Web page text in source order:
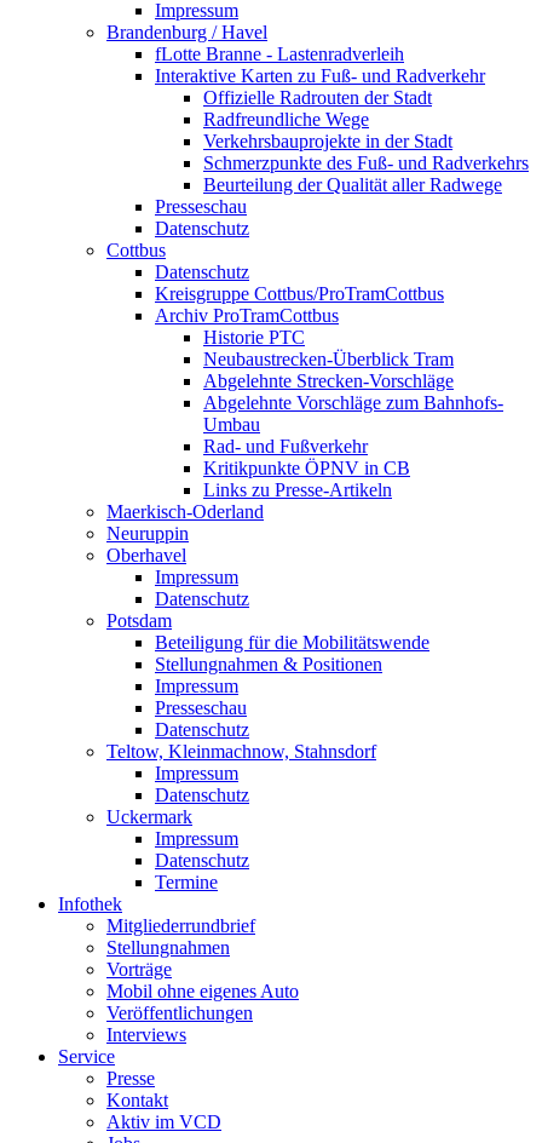
Impressum
Brandenburg / Havel
fLotte Branne - Lastenradverleih
Interaktive Karten zu Fuß- und Radverkehr
Offizielle Radrouten der Stadt
Radfreundliche Wege
Verkehrsbauprojekte in der Stadt
Schmerzpunkte des Fuß- und Radverkehrs
Beurteilung der Qualität aller Radwege
Presseschau
Datenschutz
Cottbus
Datenschutz
Kreisgruppe Cottbus/ProTramCottbus
Archiv ProTramCottbus
Historie PTC
Neubaustrecken-Überblick Tram
Abgelehnte Strecken-Vorschläge
Abgelehnte Vorschläge zum Bahnhofs-
Umbau
Rad- und Fußverkehr
Kritikpunkte ÖPNV in CB
Links zu Presse-Artikeln
Maerkisch-Oderland
Neuruppin
Oberhavel
Impressum
Datenschutz
Potsdam
Beteiligung für die Mobilitätswende
Stellungnahmen & Positionen
Impressum
Presseschau
Datenschutz
Teltow, Kleinmachnow, Stahnsdorf
Impressum
Datenschutz
Uckermark
Impressum
Datenschutz
Termine
Infothek
Mitgliederrundbrief
Stellungnahmen
Vorträge
Mobil ohne eigenes Auto
Veröffentlichungen
Interviews
Service
Presse
Kontakt
Aktiv im VCD